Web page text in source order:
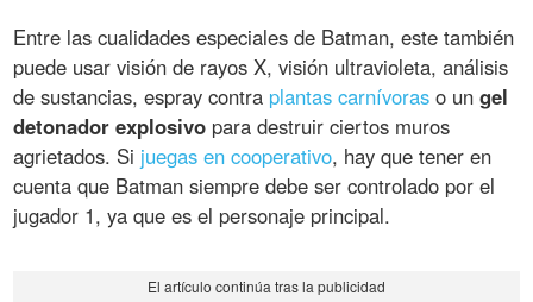
Entre las cualidades especiales de Batman, este también
puede usar visión de rayos X, visión ultravioleta, análisis
de sustancias, espray contra plantas carnívoras o ungel
detonador explosivo para destruir ciertos muros
agrietados. Si juegas en cooperativo, hay que tener en
cuenta que Batman siempre debe ser controlado por el
jugador 1, ya que es el personaje principal.